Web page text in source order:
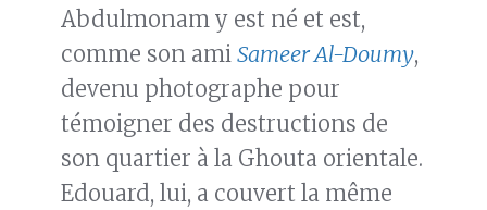
Abdulmonam y est né et est,
comme son ami Sameer Al-Doumy,
devenu photographe pour
témoigner des destructions de
son quartier à la Ghouta orientale.
Edouard, lui, a couvert la même